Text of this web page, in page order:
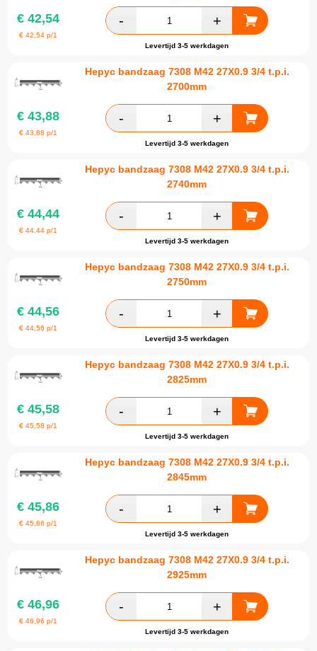
€ 42,54
€42,54 p/1
Levertijd 3-5 werkdagen
Hepyc bandzaag 7308 M42 27X0.9 3/4 t.p.i.
2700mm
€ 43,88
€43,88 p/1
Levertijd 3-5 werkdagen
Hepyc bandzaag 7308 M42 27X0.9 3/4 t.p.i.
2740mm
€ 44,44
€44,44 p/1
Levertijd 3-5 werkdagen
Hepyc bandzaag 7308 M42 27X0.9 3/4 t.p.i.
2750mm
€ 44,56
€44,56 p/1
Levertijd 3-5 werkdagen
Hepyc bandzaag 7308 M42 27X0.9 3/4 t.p.i.
2825mm
€ 45,58
€45,58 p/1
Levertijd 3-5 werkdagen
Hepyc bandzaag 7308 M42 27X0.9 3/4 t.p.i.
2845mm
€ 45,86
€45,86 p/1
Levertijd 3-5 werkdagen
Hepyc bandzaag 7308 M42 27X0.9 3/4 t.p.i.
2925mm
€ 46,96
€46,96 p/1
Levertijd 3-5 werkdagen